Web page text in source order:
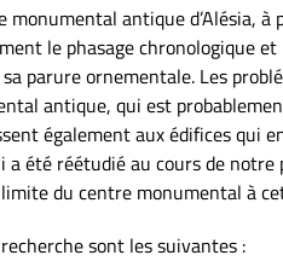
antique d’Alésia,
le phasage chronologique
parure ornementale. Les
antique, qui est
également aux édifices
a été réétudié au cours de
du centre monumental à
sont les suivantes :